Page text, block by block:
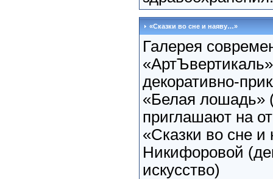
«Сказки во сне и наяву…»
Галерея
декоративно-
«Белая лошадь»
приглашают на
«Сказки во сне
Никифоровой
искусство)